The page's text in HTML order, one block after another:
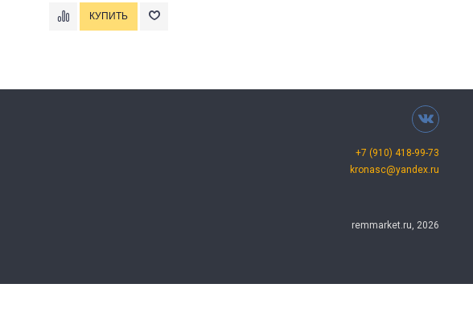
+7 (910) 418-99-73
kronasc@yandex.ru
remmarket.ru, 2026